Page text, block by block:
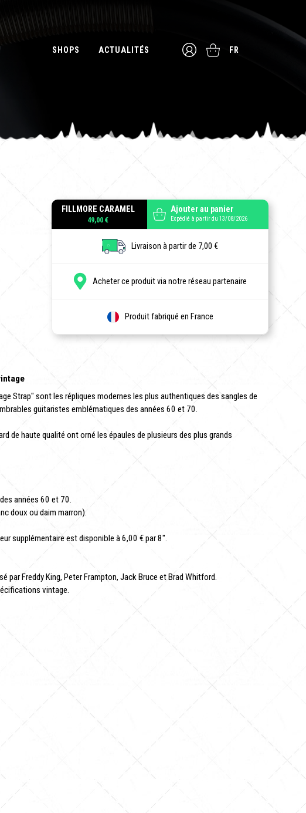
SHOPS ACTUALITÉS FR
FILLMORE CARAMEL
49,00 €
Ajouter au panier
Expédié à partir du 13/08/2026
Livraison à partir de 7,00 €
Acheter ce produit via notre réseau partenaire
Produit fabriqué en France
Strap" sont les répliques modernes les plus authentiques des sangles de
guitaristes emblématiques des années 60 et 70.
de haute qualité ont orné les épaules de plusieurs des plus grands
années 60 et 70.
doux ou daim marron).
supplémentaire est disponible à 6,00 € par 8".
par Freddy King, Peter Frampton, Jack Bruce et Brad Whitford.
vintage.